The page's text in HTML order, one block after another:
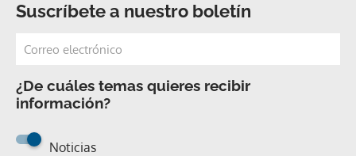
Suscríbete a nuestro boletín
¿De cuáles temas quieres recibir
información?
Noticias